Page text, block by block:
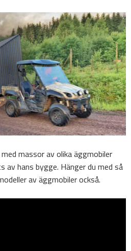
massor av olika äggmobiler
av hans bygge. Hänger du med så
av äggmobiler också.